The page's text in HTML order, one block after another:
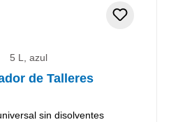
5 L, azul
de Talleres
sin disolventes